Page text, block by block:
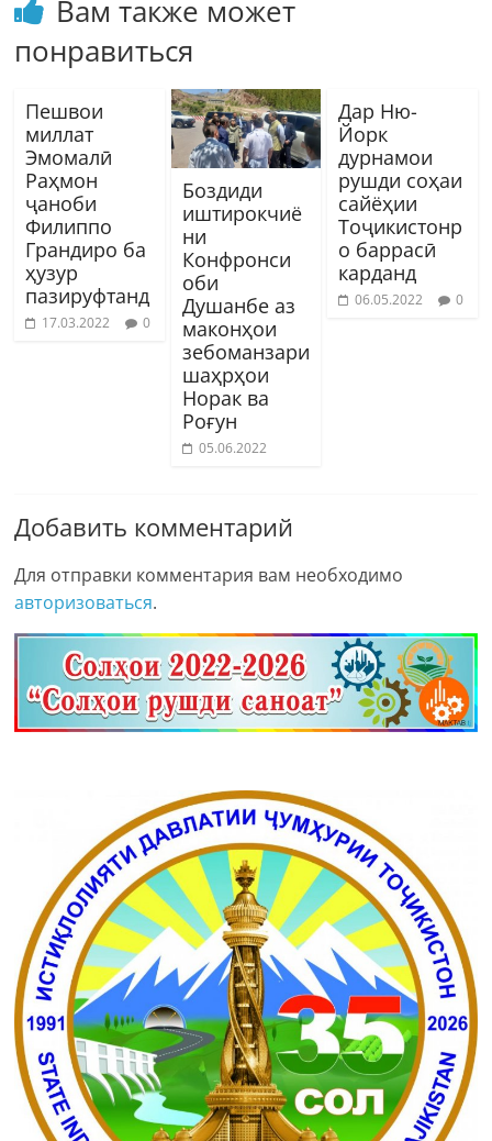
Вам также может
понравиться
Пешвои
миллат
Эмомалӣ
Раҳмон
ҷаноби
Филиппо
Грандиро ба
ҳузур
пазируфтанд
17.03.2022 0
Боздиди
иштирокчиё
ни
Конфронси
оби
Душанбе аз
маконҳои
зебоманзари
шаҳрҳои
Норак ва
Роғун
05.06.2022
Дар Ню-
Йорк
дурнамои
рушди соҳаи
сайёҳии
Тоҷикистонр
о баррасӣ
карданд
06.05.2022 0
Добавить комментарий
Для отправки комментария вам необходимо
авторизоваться.